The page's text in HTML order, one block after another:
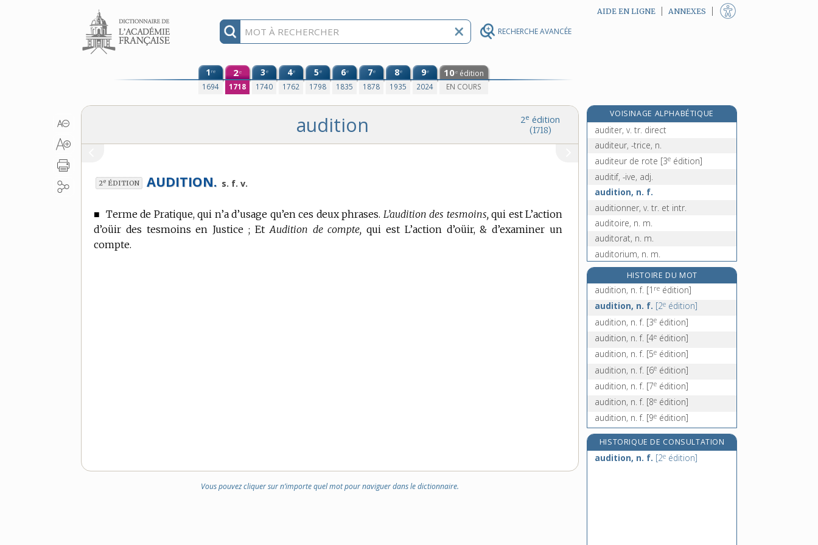
RECHERCHE AVANCÉE
Aller au contenu AIDE EN LIGNE ANNEXES
1re
1694
2e
1718
3e
1740
4e
1762
5e
1798
6e
1835
7e
1878
8e
1935
9e
2024
10e édition
EN COURS
2e édition
(1718)
audition
2e ÉDITION AUDITION. s. f. v.
■ Terme de Pratique, qui n’a d’usage qu’en ces deux phrases. L’audition des tesmoins, qui est L’action
d’oüir des tesmoins en Justice ; Et Audition de compte, qui est L’action d’oüir, & d’examiner un
compte.
Vous pouvez cliquer sur n’importe quel mot pour naviguer dans le dictionnaire.
VOISINAGE ALPHABÉTIQUE
audit, n. m.
auditer, v. tr. direct
auditeur, -trice, n.
auditeur de rote [3e édition]
auditif, -ive, adj.
audition, n. f.
auditionner, v. tr. et intr.
auditoire, n. m.
auditorat, n. m.
auditorium, n. m.
auge, n. f.
augée, n. f.
auget, n. m.
HISTOIRE DU MOT
audition, n. f. [1 re édition]
audition, n. f. [2e édition]
audition, n. f. [3e édition]
audition, n. f. [4e édition]
audition, n. f. [5e édition]
audition, n. f. [6e édition]
audition, n. f. [7e édition]
audition, n. f. [8e édition]
audition, n. f. [9e édition]
HISTORIQUE DE CONSULTATION
audition, n. f. [2e édition]